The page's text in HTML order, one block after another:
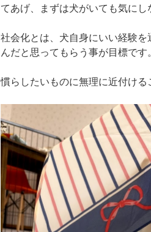
てあげ、まずは犬がいても気にし
社会化とは、犬自身にいい経験
んだと思ってもらう事が目標です
慣らしたいものに無理に近付ける